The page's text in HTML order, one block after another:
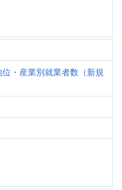
・産業別就業者数（新規